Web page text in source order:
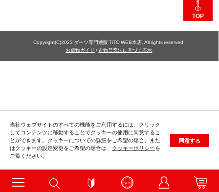
当社ウェブサイトのすべての機能をご利用するには、クリック
してコンテンツに移動することでクッキーの使用に同意するこ
とができます。クッキーについての詳細をご希望の場合、また
はクッキーの設定変更をご希望の場合は、 クッキーポリシーを
ご覧ください。
同意する
TOP
Copyright(C)2023 ダーツ専門通販 TiTO WEB本店. All rights reserved.
お買物ガイド /古物営業法に基づく表示